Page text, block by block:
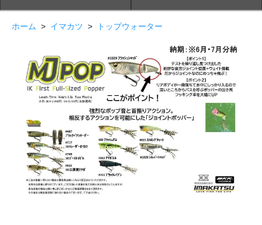
ホーム > イマカツ > トップウォーター